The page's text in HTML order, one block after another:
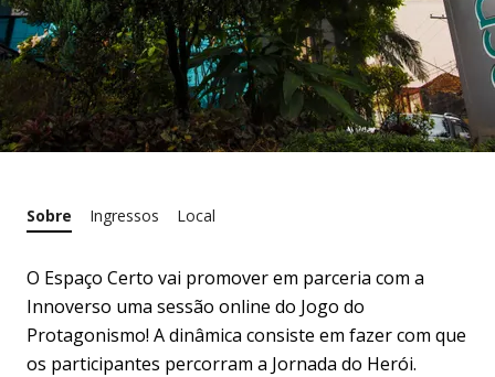
Sobre Ingressos Local
O Espaço Certo vai promover em parceria com a
Innoverso uma sessão online do Jogo do
Protagonismo! A dinâmica consiste em fazer com que
os participantes percorram a Jornada do Herói.